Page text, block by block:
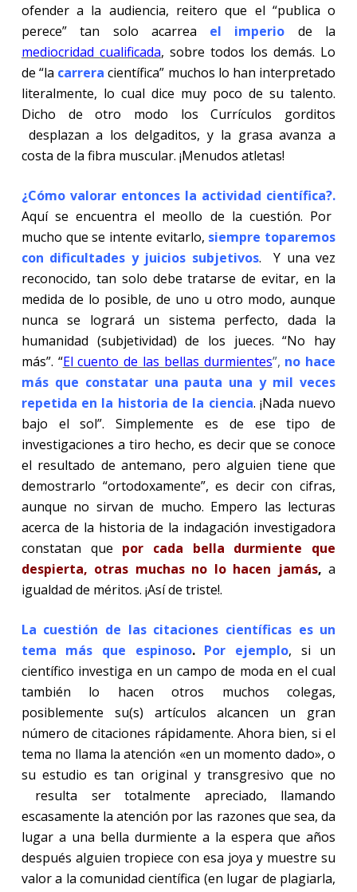
ofender a la audiencia, reitero que el “publica o
perece” tan solo acarrea el imperio de la
mediocridad cualificada, sobre todos los demás. Lo
de “la carrera científica” muchos lo han interpretado
literalmente, lo cual dice muy poco de su talento.
Dicho de otro modo los Currículos gorditos
desplazan a los delgaditos, y la grasa avanza a
costa de la fibra muscular. ¡Menudos atletas!
¿Cómo valorar entonces la actividad científica?.
Aquí se encuentra el meollo de la cuestión. Por
mucho que se intente evitarlo, siempre toparemos
con dificultades y juicios subjetivos.
Y una vez
reconocido, tan solo debe tratarse de evitar, en la
medida de lo posible, de uno u otro modo, aunque
nunca se logrará un sistema perfecto, dada la
humanidad (subjetividad) de los jueces. “No hay
más”. “El cuento de las bellas durmientes”, no hace
más que constatar una pauta una y mil veces
repetida en la historia de la ciencia. ¡Nada nuevo
bajo el sol”. Simplemente es de ese tipo de
investigaciones a tiro hecho, es decir que se conoce
el resultado de antemano, pero alguien tiene que
demostrarlo “ortodoxamente”, es decir con cifras,
aunque no sirvan de mucho. Empero las lecturas
acerca de la historia de la indagación investigadora
constatan que por cada bella durmiente que
despierta, otras muchas no lo hacen jamás,a
igualdad de méritos. ¡Así de triste!.
La cuestión de las citaciones científicas es un
tema más que espinoso. Por ejemplo, si un
científico investiga en un campo de moda en el cual
también lo hacen otros muchos colegas,
posiblemente su(s) artículos alcancen un gran
número de citaciones rápidamente. Ahora bien, si el
tema no llama la atención «en un momento dado», o
su estudio es tan original y transgresivo que no
resulta ser totalmente apreciado, llamando
escasamente la atención por las razones que sea, da
lugar a una bella durmiente a la espera que años
después alguien tropiece con esa joya y muestre su
valor a la comunidad científica (en lugar de plagiarla,